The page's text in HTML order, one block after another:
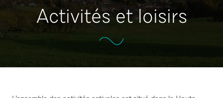
Activités et loisirs